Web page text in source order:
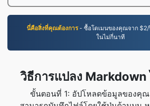
นี่คือสิ่งที่คุณต้องการ- ซื้อโดเมนของคุณจาก $2/
ในไม่กี่นาที
วิธีการแปลง Markdown
ขั้นตอนที่ 1: อัปโหลดข้อมูลของคุณ